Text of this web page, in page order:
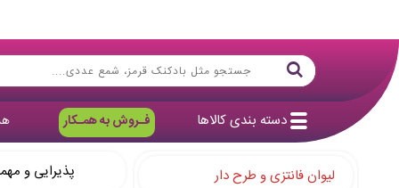
دسته بندی کالاها فـروش به همـکار
پذیرایی و لیوان فانتزی و طرح دار